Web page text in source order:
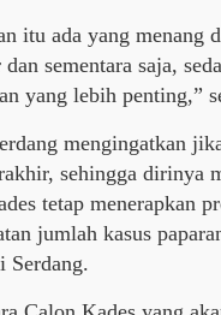
itu ada yang menang
sementara saja,
yang lebih penting,”
mengingatkan
sehingga dirinya
tetap menerapkan
jumlah kasus
Serdang.